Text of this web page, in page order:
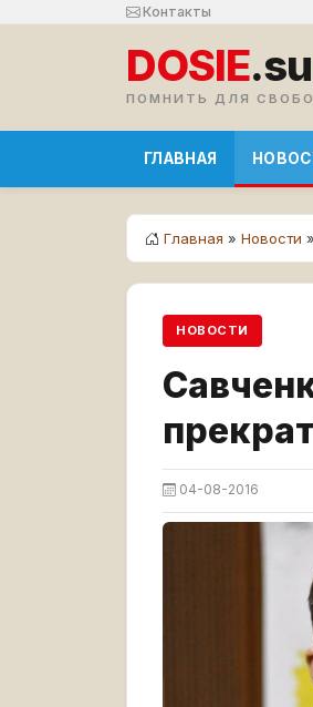
Контакты
DOSIE.su
ПОМНИТЬ ДЛЯ
ГЛАВНАЯ
Главная » Новости
НОВОСТИ
04-08-2016